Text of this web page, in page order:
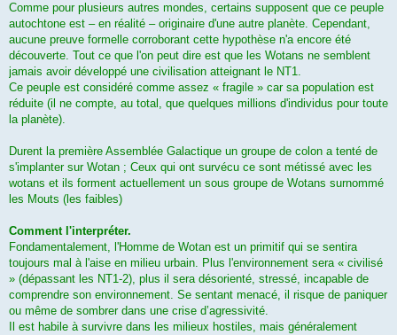
Comme pour plusieurs autres mondes, certains supposent que ce peuple
autochtone est – en réalité – originaire d'une autre planète. Cependant,
aucune preuve formelle corroborant cette hypothèse n'a encore été
découverte. Tout ce que l'on peut dire est que les Wotans ne semblent
jamais avoir développé une civilisation atteignant le NT1.
Ce peuple est considéré comme assez « fragile » car sa population est
réduite (il ne compte, au total, que quelques millions d'individus pour toute
la planète).
Durent la première Assemblée Galactique un groupe de colon a tenté de
s'implanter sur Wotan ; Ceux qui ont survécu ce sont métissé avec les
wotans et ils forment actuellement un sous groupe de Wotans surnommé
les Mouts (les faibles)
Comment l'interpréter.
Fondamentalement, l'Homme de Wotan est un primitif qui se sentira
toujours mal à l'aise en milieu urbain. Plus l'environnement sera « civilisé
» (dépassant les NT1-2), plus il sera désorienté, stressé, incapable de
comprendre son environnement. Se sentant menacé, il risque de paniquer
ou même de sombrer dans une crise d’agressivité.
Il est habile à survivre dans les milieux hostiles, mais généralement